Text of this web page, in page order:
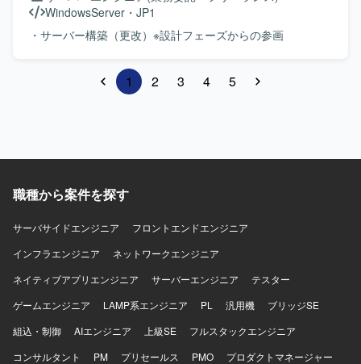
WindowsServer ・ JP1
・サーバー構築（更改）※設計フェーズからの参画
1 2 3 4 5
職種から案件を探す
サーバサイドエンジニア
フロントエンドエンジニア
インフラエンジニア
ネットワークエンジニア
ネイティブアプリエンジニア
サーバーエンジニア
テスター
ゲームエンジニア
LAMP系エンジニア PL 汎用機
ブリッジSE
組込・制御
AIエンジニア 上級SE
フルスタックエンジニア
コンサルタント
PM プリセールス PMO
プロダクトマネージャー